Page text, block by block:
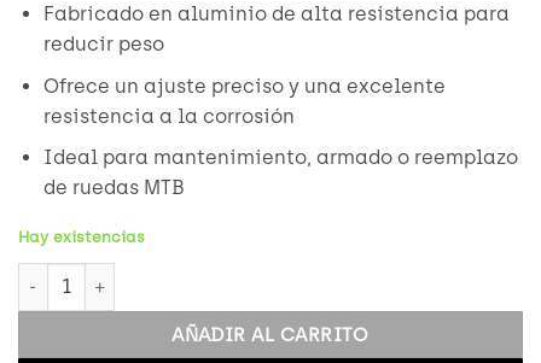
Fabricado en aluminio de alta resistencia para
reducir peso
Ofrece un ajuste preciso y una excelente
resistencia a la corrosión
Ideal para mantenimiento, armado o reemplazo
de ruedas MTB
Hay existencias
NIPPLE, ALLOY, BLACK cantidad
AÑADIR AL CARRITO